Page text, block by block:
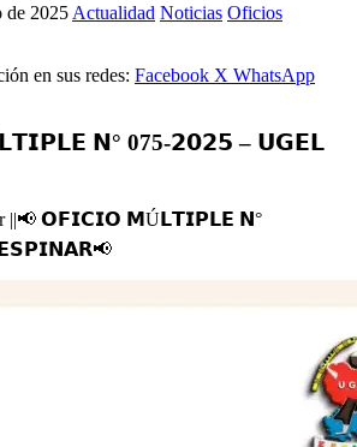
de 2025 Actualidad Noticias Oficios
en sus redes: Facebook X WhatsApp
𝗡° 075-𝟮𝟬𝟮𝟱 – 𝗨𝗚𝗘𝗟
||📢 𝗢𝗙𝗜𝗖𝗜𝗢 𝗠Ú𝗟𝗧𝗜𝗣𝗟𝗘 𝗡°
📢